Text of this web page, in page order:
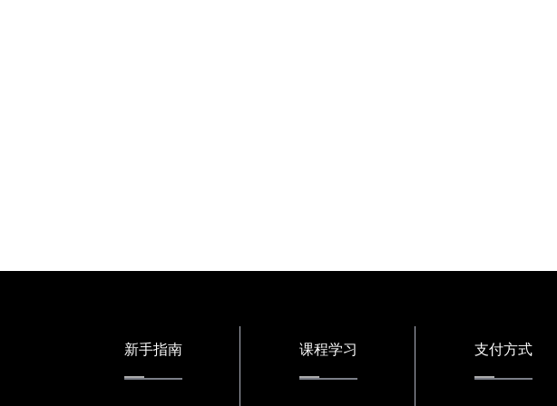
新手指南 课程学习 支付方式